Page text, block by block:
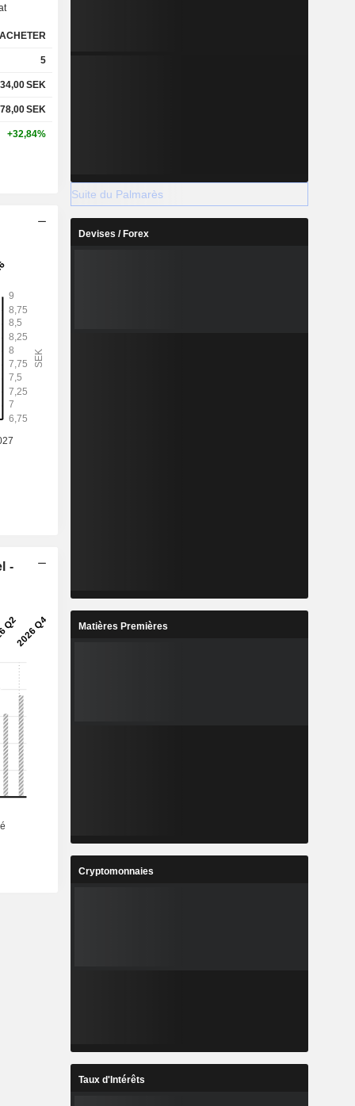
ACHETER
5
SEK
SEK
+32,84%
-
Suite du Palmarès
Devises / Forex
Matières Premières
Cryptomonnaies
Taux d'Intérêts